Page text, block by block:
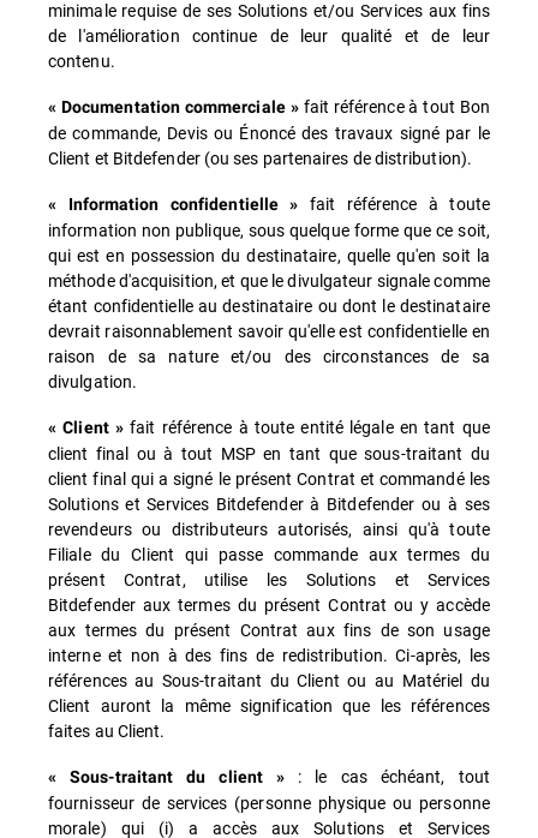
minimale requise de ses Solutions et/ou Services aux fins
de l'amélioration continue de leur qualité et de leur
contenu.
« Documentation commerciale »fait référence à tout Bon
de commande, Devis ou Énoncé des travaux signé par le
Client et Bitdefender (ou ses partenaires de distribution).
« Information confidentielle »
fait référence à toute
information non publique, sous quelque forme que ce soit,
qui est en possession du destinataire, quelle qu'en soit la
méthode d'acquisition, et que le divulgateur signale comme
étant confidentielle au destinataire ou dont le destinataire
devrait raisonnablement savoir qu'elle est confidentielle en
raison de sa nature et/ou des circonstances de sa
divulgation.
« Client » fait référence à toute entité légale en tant que
client final ou à tout MSP en tant que sous-traitant du
client final qui a signé le présent Contrat et commandé les
Solutions et Services Bitdefender à Bitdefender ou à ses
revendeurs ou distributeurs autorisés, ainsi qu'à toute
Filiale du Client qui passe commande aux termes du
présent Contrat, utilise les Solutions et Services
Bitdefender aux termes du présent Contrat ou y accède
aux termes du présent Contrat aux fins de son usage
interne et non à des fins de redistribution. Ci-après, les
références au Sous-traitant du Client ou au Matériel du
Client auront la même signification que les références
faites au Client.
« Sous-traitant du client »
: le cas échéant, tout
fournisseur de services (personne physique ou personne
morale) qui (i) a accès aux Solutions et Services